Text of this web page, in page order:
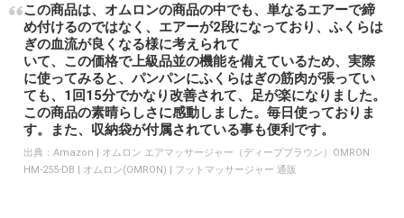
この商品は、オムロンの商品の中でも、単なるエアーで締
め付けるのではなく、エアーが2段になっており、ふくらは
ぎの血流が良くなる様に考えられて
いて、この価格で上級品並の機能を備えているため、実際
に使ってみると、パンパンにふくらはぎの筋肉が張ってい
ても、1回15分でかなり改善されて、足が楽になりました。
この商品の素晴らしさに感動しました。毎日使っておりま
す。また、収納袋が付属されている事も便利です。
出典： Amazon | オムロン エアマッサージャー（ディープブラウン）OMRON
HM-255-DB | オムロン(OMRON) | フットマッサージャー 通販